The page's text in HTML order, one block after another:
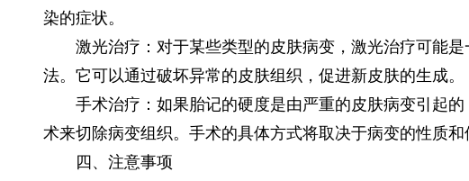
染的症状。
激光治疗：对于某些类型的皮肤病变，激光治疗可能是
法。它可以通过破坏异常的皮肤组织，促进新皮肤的生成。
手术治疗：如果胎记的硬度是由严重的皮肤病变引起的
术来切除病变组织。手术的具体方式将取决于病变的性质和
四、注意事项